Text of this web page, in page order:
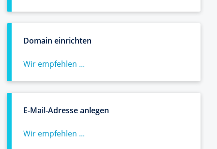
Domain einrichten
Wir empfehlen ...
E-Mail-Adresse anlegen
Wir empfehlen ...